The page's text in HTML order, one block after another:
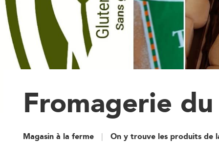
Fromagerie
Magasin à la ferme On y trouve les produits de